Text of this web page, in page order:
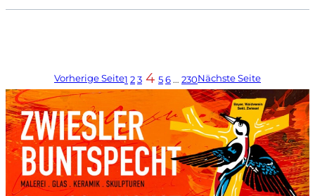
Vorherige Seite1 23 4 56… 230Nächste Seite